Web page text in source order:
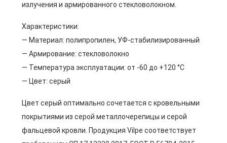
излучения и армированного стекловолокном.
Характеристики:
— Материал: полипропилен, УФ-стабилизированный
— Армирование: стекловолокно
— Температура эксплуатации: от -60 до +120 °C
— Цвет: серый
Цвет серый оптимально сочетается с кровельными
покрытиями из серой металлочерепицы и серой
фальцевой кровли. Продукция Vilpe соответствует